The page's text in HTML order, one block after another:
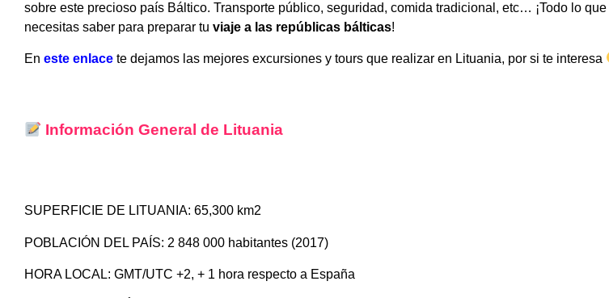
sobre este precioso país Báltico. Transporte público, seguridad, comida tradicional, etc… ¡Todo lo que
necesitas saber para preparar tu viaje a las repúblicas bálticas!
En este enlace te dejamos las mejores excursiones y tours que realizar en Lituania, por si te interesa
Información General de Lituania
SUPERFICIE DE LITUANIA: 65,300 km2
POBLACIÓN DEL PAÍS: 2 848 000 habitantes (2017)
HORA LOCAL: GMT/UTC +2, + 1 hora respecto a España